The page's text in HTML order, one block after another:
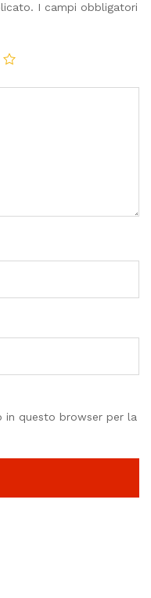
I campi obbligatori
in questo browser per la